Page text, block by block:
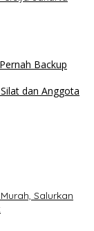
Backup
dan Anggota
Salurkan